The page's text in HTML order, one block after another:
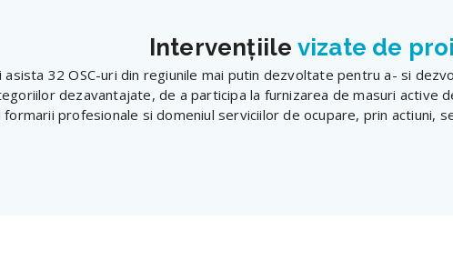
Intervențiile vizate de
32 OSC-uri din regiunile mai putin dezvoltate pentru a- si
dezavantajate, de a participa la furnizarea de masuri active
formarii profesionale si domeniul serviciilor de ocupare, prin actiuni,